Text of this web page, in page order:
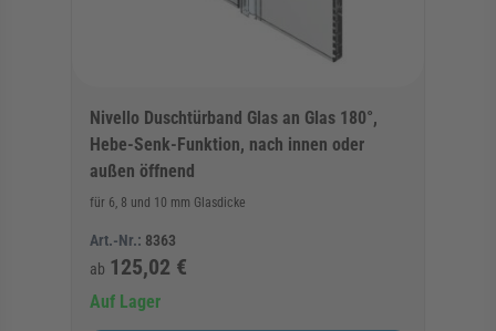
Nivello Duschtürband Glas an Glas 180°,
Hebe-Senk-Funktion, nach innen oder
außen öffnend
für 6, 8 und 10 mm Glasdicke
Art.-Nr.: 8363
ab 125,02 €
Auf Lager